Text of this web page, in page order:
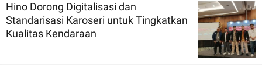
Hino Dorong Digitalisasi dan
Standarisasi Karoseri untuk Tingkatkan
Kualitas Kendaraan